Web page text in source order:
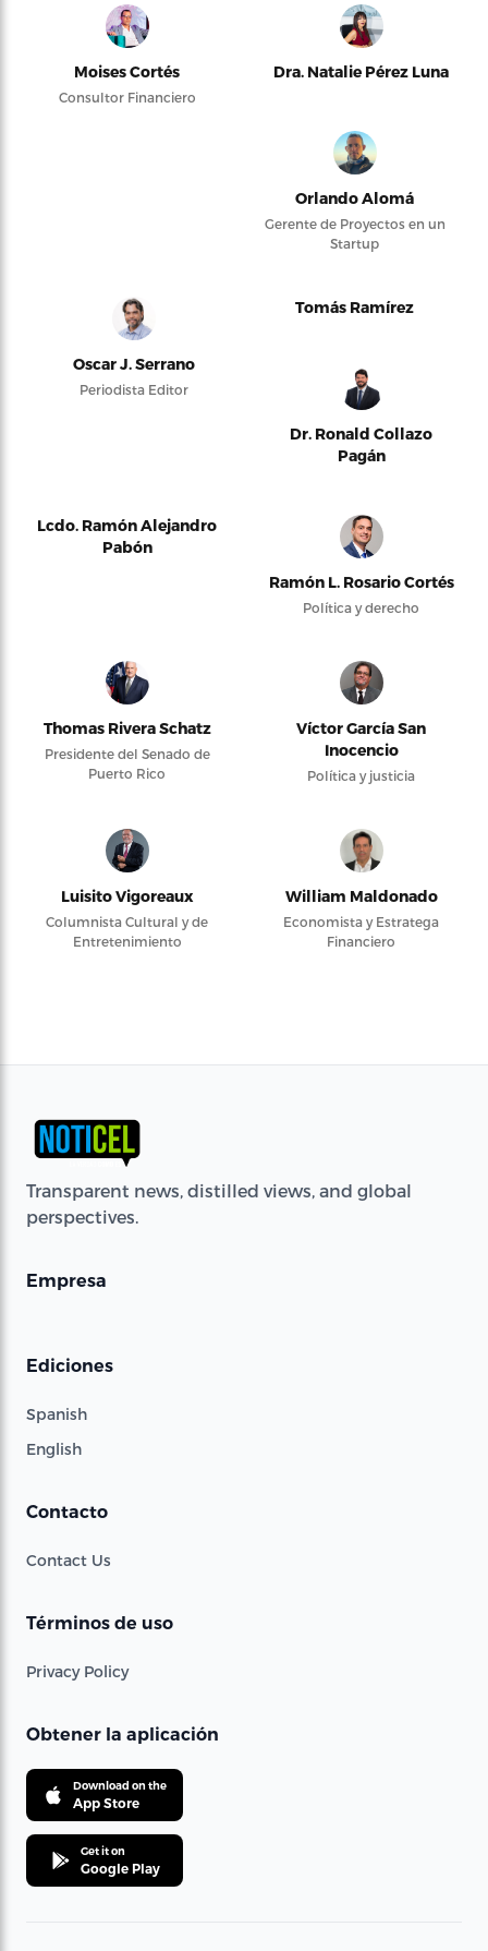
Moises Cortés
Consultor Financiero
Dra. Natalie Pérez Luna
Orlando Alomá
Gerente de Proyectos en un
Startup
Oscar J. Serrano
Periodista Editor
Tomás Ramírez
Dr. Ronald Collazo
Pagán
Lcdo. Ramón Alejandro
Pabón
Ramón L. Rosario Cortés
Política y derecho
Thomas Rivera Schatz
Presidente del Senado de
Puerto Rico
Víctor García San
Inocencio
Política y justicia
Luisito Vigoreaux
Columnista Cultural y de
Entretenimiento
William Maldonado
Economista y Estratega
Financiero
Transparent news, distilled views, and global
perspectives.
Empresa
Ediciones
Spanish
English
Contacto
Contact Us
Términos de uso
Privacy Policy
Obtener la aplicación
Download on the
App Store
Get it on
Google Play